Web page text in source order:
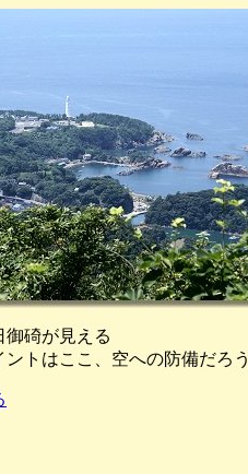
御碕が見える
ントはここ、空への防備だろう